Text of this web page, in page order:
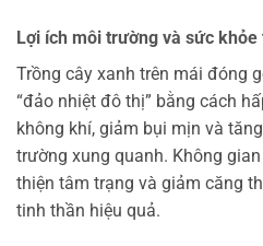
Lợi ích môi trường và sức khỏe
Trồng cây xanh trên mái đóng
“đảo nhiệt đô thị” bằng cách
không khí, giảm bụi mịn và
trường xung quanh. Không
thiện tâm trạng và giảm căng
tinh thần hiệu quả.